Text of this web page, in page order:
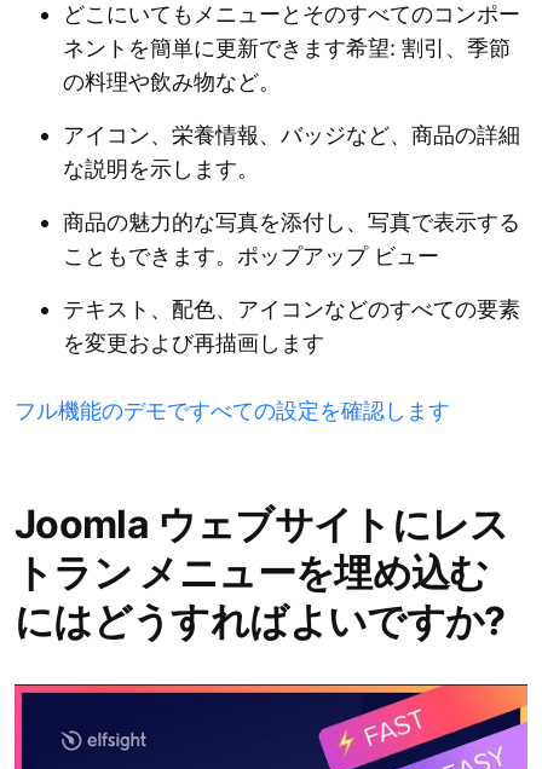
どこにいてもメニューとそのすべてのコンポー
ネントを簡単に更新できます希望: 割引、季節
の料理や飲み物など。
アイコン、栄養情報、バッジなど、商品の詳細
な説明を示します。
商品の魅力的な写真を添付し​​、写真で表示する
こともできます。ポップアップ ビュー
テキスト、配色、アイコンなどのすべての要素
を変更および再描画します
フル機能のデモですべての設定を確認します
Joomla ウェブサイトにレス
トラン メニューを埋め込む
にはどうすればよいですか?